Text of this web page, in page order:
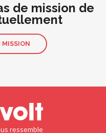
de mission de
MISSION
ressemble